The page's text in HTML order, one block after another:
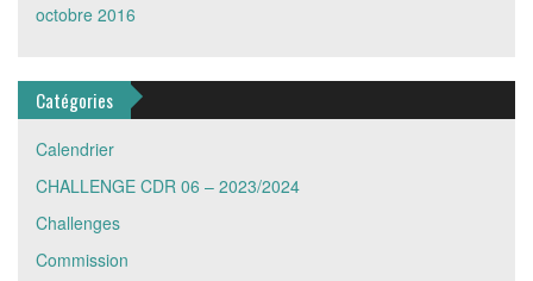
octobre 2016
Catégories
Calendrier
CHALLENGE CDR 06 – 2023/2024
Challenges
Commission